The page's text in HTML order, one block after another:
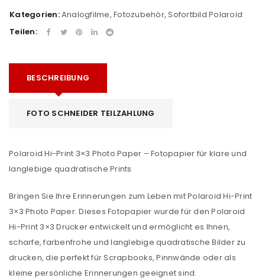
Kategorien:Analogfilme, Fotozubehör,Sofortbild Polaroid
Teilen:
BESCHREIBUNG
FOTO SCHNEIDER TEILZAHLUNG
Polaroid Hi-Print 3×3 Photo Paper – Fotopapier für klare und
langlebige quadratische Prints
Bringen Sie Ihre Erinnerungen zum Leben mit Polaroid Hi-Print
3×3 Photo Paper. Dieses Fotopapier wurde für den Polaroid
Hi-Print 3×3 Drucker entwickelt und ermöglicht es Ihnen,
scharfe, farbenfrohe und langlebige quadratische Bilder zu
drucken, die perfekt für Scrapbooks, Pinnwände oder als
kleine persönliche Erinnerungen geeignet sind.